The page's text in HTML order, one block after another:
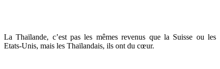
La Thaïlande, c’est pas les mêmes revenus que la Suisse ou les
Etats-Unis, mais les Thaïlandais, ils ont du cœur.